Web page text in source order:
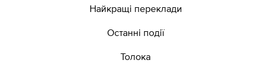
Найкращі переклади
Останні події
Толока